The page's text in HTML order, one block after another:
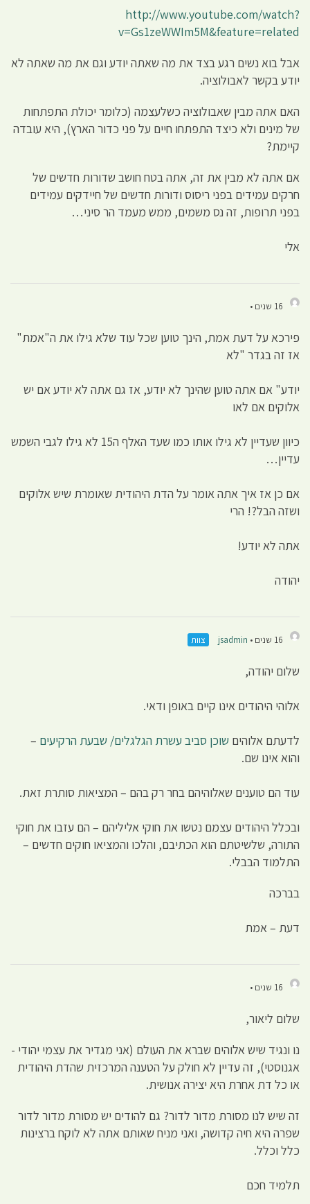
http://www.youtube.com/watch?
v=Gs1zeWWIm5M&feature=related
אבל בוא נשים רגע בצד את מה שאתה יודע וגם את מה שאתה לא
יודע בקשר לאבולוציה.
האם אתה מבין שאבולוציה כשלעצמה (כלומר יכולת התפתחות
של מינים ולא כיצד התפתחו חיים על פני כדור הארץ), היא עובדה
קיימת?
אם אתה לא מבין את זה, אתה בטח חושב שדורות חדשים של
חרקים עמידים בפני ריסוס ודורות חדשים של חיידקים עמידים
בפני תרופות, זה נס משמים, ממש מעמד הר סיני…
אלי
16 שנים •
פירכא על דעת אמת, הינך טוען שכל עוד שלא גילו את ה"אמת"
אז זה בגדר "לא
יודע" אם אתה טוען שהינך לא יודע, אז גם אתה לא יודע אם יש
אלוקים אם לאו
כיוון שעדיין לא גילו אותו כמו שעד האלף ה15 לא גילו לגבי השמש
עדיין…
אם כן אז איך אתה אומר על הדת היהודית שאומרת שיש אלוקים
ושזה הבל?! הרי
אתה לא יודע!
יהודה
16 שנים • jsadmin צוות
שלום יהודה,
אלוהי היהודים אינו קיים באופן ודאי.
לדעתם אלוהים שוכן סביב עשרת הגלגלים/ שבעת הרקיעים –
והוא אינו שם.
עוד הם טוענים שאלוהיהם בחר רק בהם – המציאות סותרת זאת.
ובכלל היהודים עצמם נטשו את חוקי אליליהם – הם עזבו את חוקי
התורה, שלשיטתם הוא הכתיבם, והלכו והמציאו חוקים חדשים –
התלמוד הבבלי.
בברכה
דעת – אמת
16 שנים •
שלום ליאור,
נו ונגיד שיש אלוהים שברא את העולם (אני מגדיר את עצמי יהודי -
אגנוסטי), זה עדיין לא חולק על הטענה המרכזית שהדת היהודית
או כל דת אחרת היא יצירה אנושית.
זה שיש לנו מסורת מדור לדור? גם להודים יש מסורת מדור לדור
שפרה היא חיה קדושה, ואני מניח שאותם אתה לא לוקח ברצינות
כלל וכלל.
תלמיד חכם